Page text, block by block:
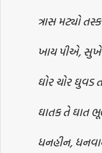
ત્રાસ મટ્યો
ખાય પીએ,
ઘોર ચોર ઘુવડ
ઘાતક તે ઘાત
ધનહીન,